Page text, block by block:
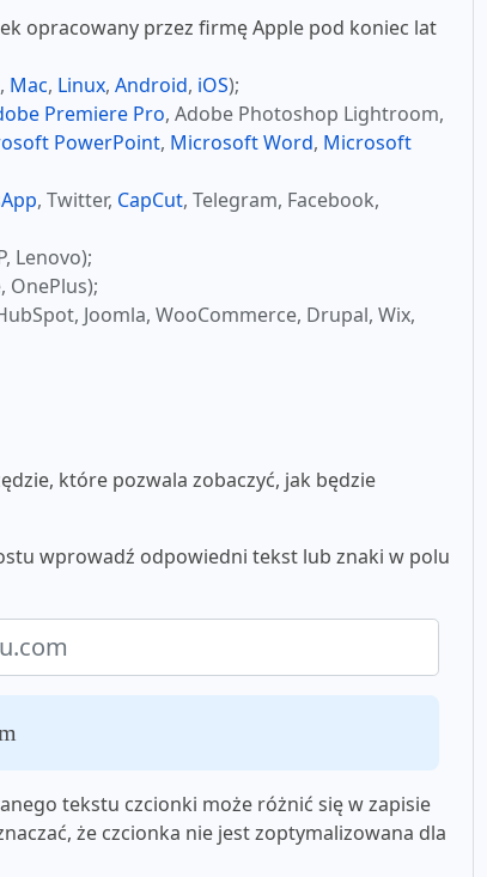
opracowany przez firmę Apple pod koniec lat
, Mac, Linux, Android, iOS);
Premiere Pro, Adobe Photoshop Lightroom,
PowerPoint, Microsoft Word, Microsoft
, Twitter, CapCut, Telegram, Facebook,
Lenovo);
OnePlus);
Joomla, WooCommerce, Drupal, Wix,
które pozwala zobaczyć, jak będzie
wprowadź odpowiedni tekst lub znaki w polu
tekstu czcionki może różnić się w zapisie
że czcionka nie jest zoptymalizowana dla